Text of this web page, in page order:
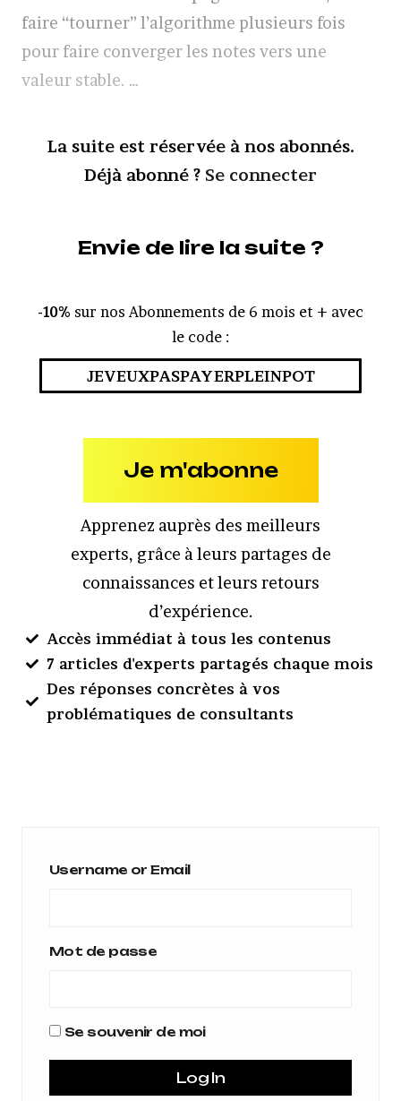
faire “tourner” l’algorithme plusieurs fois
pour faire converger les notes vers une
valeur stable. …
La suite est réservée à nos abonnés.
Déjà abonné ? Se connecter
Envie de lire la suite ?
-10% sur nos Abonnements de 6 mois et + avec
le code :
JEVEUXPASPAYERPLEINPOT
Je m'abonne
Apprenez auprès des meilleurs
experts, grâce à leurs partages de
connaissances et leurs retours
d’expérience.
Accès immédiat à tous les contenus
7 articles d'experts partagés chaque mois
Des réponses concrètes à vos
problématiques de consultants
Username or Email
Mot de passe
Se souvenir de moi